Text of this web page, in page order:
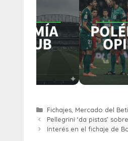
Fichajes, Mercado del
Pellegrini ‘da pistas’
Interés en el fichaje de